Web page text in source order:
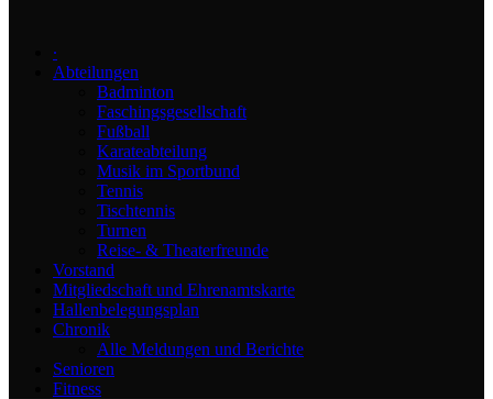
∙
Abteilungen
Badminton
Faschingsgesellschaft
Fußball
Karateabteilung
Musik im Sportbund
Tennis
Tischtennis
Turnen
Reise- & Theaterfreunde
Vorstand
Mitgliedschaft und Ehrenamtskarte
Hallenbelegungsplan
Chronik
Alle Meldungen und Berichte
Senioren
Fitness